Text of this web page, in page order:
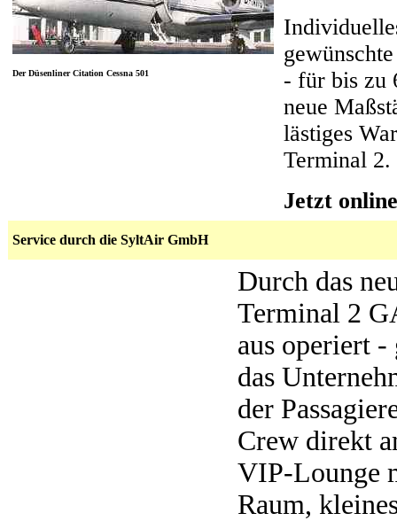
Der Düsenliner Citation Cessna 501
- für bis zu
neue
lästiges
Terminal 2.
Jetzt
Service durch die SyltAir GmbH
Durch das
Terminal 2
aus operiert
das
der
Crew direkt
VIP-Lounge
Raum,